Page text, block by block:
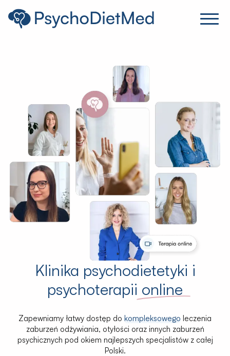
Klinika psychodietetyki i
psychoterapii online
Zapewniamy łatwy dostęp do kompleksowego leczenia
zaburzeń odżywiania, otyłości oraz innych zaburzeń
psychicznych pod okiem najlepszych specjalistów z całej
Polski.